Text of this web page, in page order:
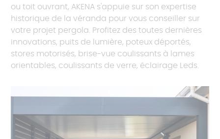
ou toit ouvrant, AKENA s'appuie sur son expertise
historique de la véranda pour vous conseiller sur
votre projet pergola. Profitez des toutes dernières
innovations, puits de lumière, poteux déportés,
stores motorisés, brise-vue coulissants à lames
orientables, coulissants de verre, éclairage Leds.